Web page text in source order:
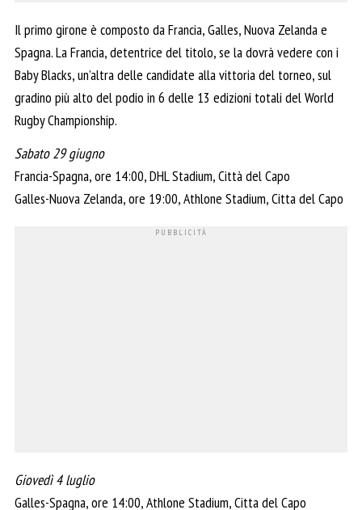
Il primo girone è composto da Francia, Galles, Nuova Zelanda e
Spagna. La Francia, detentrice del titolo, se la dovrà vedere con i
Baby Blacks, un’altra delle candidate alla vittoria del torneo, sul
gradino più alto del podio in 6 delle 13 edizioni totali del World
Rugby Championship.
Sabato 29 giugno
Francia-Spagna, ore 14:00, DHL Stadium, Città del Capo
Galles-Nuova Zelanda, ore 19:00, Athlone Stadium, Citta del Capo
Giovedì 4 luglio
Galles-Spagna, ore 14:00, Athlone Stadium, Citta del Capo